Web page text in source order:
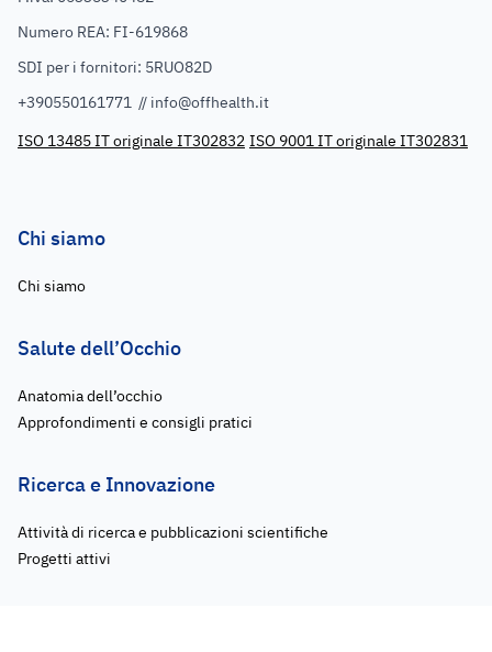
Numero REA: FI-619868
SDI per i fornitori: 5RUO82D
+390550161771 // info@offhealth.it
ISO 13485 IT originale IT302832 ISO 9001 IT originale IT302831
Chi siamo
Chi siamo
Salute dell’Occhio
Anatomia dell’occhio
Approfondimenti e consigli pratici
Ricerca e Innovazione
Attività di ricerca e pubblicazioni scientifiche
Progetti attivi